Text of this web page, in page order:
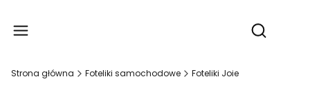
Otwórz
Strona główna Foteliki samochodowe Foteliki Joie